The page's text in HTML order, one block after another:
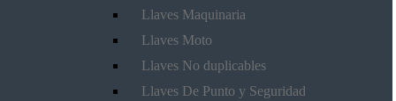
Llaves Maquinaria
Llaves Moto
Llaves No duplicables
Llaves De Punto y Seguridad